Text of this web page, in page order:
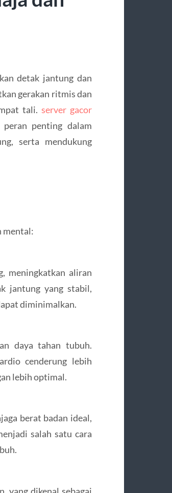
detak jantung dan
gerakan ritmis dan
tali.server gacor
penting dalam
serta mendukung
mental:
meningkatkan aliran
jantung yang stabil,
diminimalkan.
daya tahan tubuh.
cenderung lebih
lebih optimal.
berat badan ideal,
salah satu cara
yang dikenal sebagai